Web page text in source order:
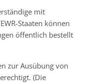
mit
Staaten können
öffentlich bestellt
zur Ausübung von
(Die